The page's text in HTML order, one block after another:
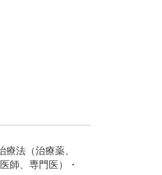
法（治療薬、
師、専門医）・